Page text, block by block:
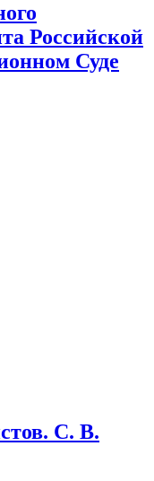
Российской
Суде
С. В.